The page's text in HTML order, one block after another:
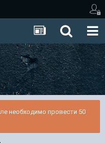
необходимо провести 50